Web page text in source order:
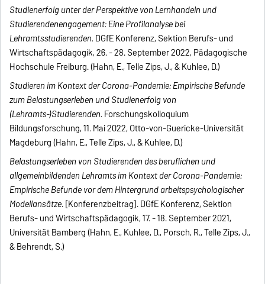
Studienerfolg unter der Perspektive von Lernhandeln und
Studierendenengagement: Eine Profilanalyse bei
Lehramtsstudierenden. DGfE Konferenz, Sektion Berufs- und
Wirtschaftspädagogik, 26. - 28. September 2022, Pädagogische
Hochschule Freiburg. (Hahn, E., Telle Zips, J., & Kuhlee, D.)
Studieren im Kontext der Corona-Pandemie: Empirische Befunde
zum Belastungserleben und Studienerfolg von
(Lehramts-)Studierenden. Forschungskolloquium
Bildungsforschung, 11. Mai 2022, Otto-von-Guericke-Universität
Magdeburg (Hahn, E., Telle Zips, J., & Kuhlee, D.)
Belastungserleben von Studierenden des beruflichen und
allgemeinbildenden Lehramts im Kontext der Corona-Pandemie:
Empirische Befunde vor dem Hintergrund arbeitspsychologischer
Modellansätze. [Konferenzbeitrag]. DGfE Konferenz, Sektion
Berufs- und Wirtschaftspädagogik, 17. - 18. September 2021,
Universität Bamberg (Hahn, E., Kuhlee, D., Porsch, R., Telle Zips, J.,
& Behrendt, S.)